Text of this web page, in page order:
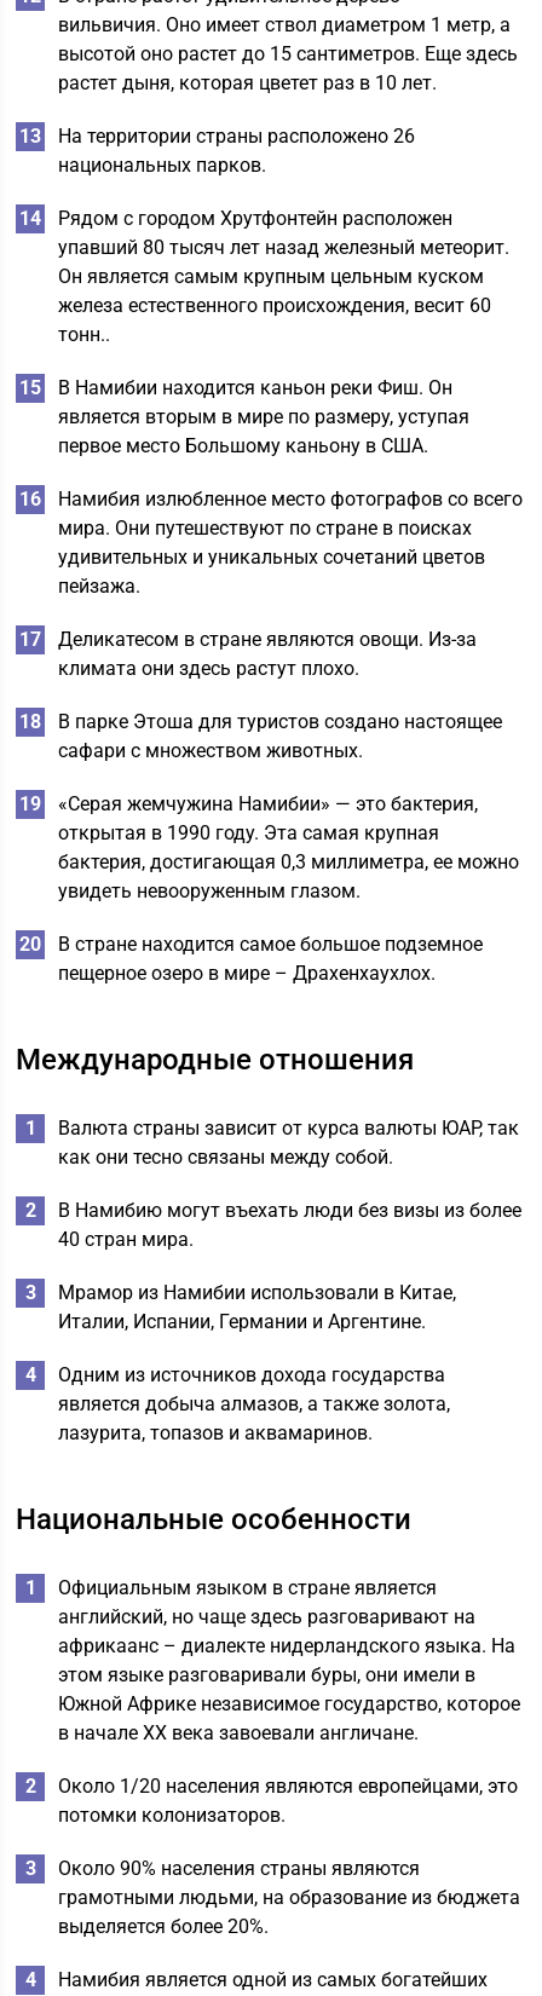
вильвичия. Оно имеет ствол диаметром 1 метр, а
высотой оно растет до 15 сантиметров. Еще здесь
растет дыня, которая цветет раз в 10 лет.
На территории страны расположено 26
национальных парков.
Рядом с городом Хрутфонтейн расположен
упавший 80 тысяч лет назад железный метеорит.
Он является самым крупным цельным куском
железа естественного происхождения, весит 60
тонн..
В Намибии находится каньон реки Фиш. Он
является вторым в мире по размеру, уступая
первое место Большому каньону в США.
Намибия излюбленное место фотографов со всего
мира. Они путешествуют по стране в поисках
удивительных и уникальных сочетаний цветов
пейзажа.
Деликатесом в стране являются овощи. Из-за
климата они здесь растут плохо.
В парке Этоша для туристов создано настоящее
сафари с множеством животных.
«Серая жемчужина Намибии» — это бактерия,
открытая в 1990 году. Эта самая крупная
бактерия, достигающая 0,3 миллиметра, ее можно
увидеть невооруженным глазом.
В стране находится самое большое подземное
пещерное озеро в мире – Драхенхаухлох.
Международные отношения
Валюта страны зависит от курса валюты ЮАР, так
как они тесно связаны между собой.
В Намибию могут въехать люди без визы из более
40 стран мира.
Мрамор из Намибии использовали в Китае,
Италии, Испании, Германии и Аргентине.
Одним из источников дохода государства
является добыча алмазов, а также золота,
лазурита, топазов и аквамаринов.
Национальные особенности
Официальным языком в стране является
английский, но чаще здесь разговаривают на
африкаанс – диалекте нидерландского языка. На
этом языке разговаривали буры, они имели в
Южной Африке независимое государство, которое
в начале ХХ века завоевали англичане.
Около 1/20 населения являются европейцами, это
потомки колонизаторов.
Около 90% населения страны являются
грамотными людьми, на образование из бюджета
выделяется более 20%.
Намибия является одной из самых богатейших